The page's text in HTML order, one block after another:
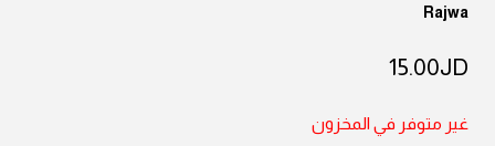
Rajwa
JD
15.00
غير متوفر في المخزون